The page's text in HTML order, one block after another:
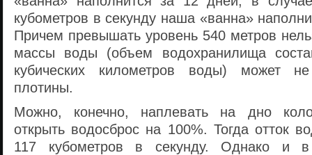
кубометров в секунду наша «ванна»
Причем превышать уровень 540 метров
массы воды (объем водохранилища
кубических километров воды) может
плотины.
Можно, конечно, наплевать на дно
открыть водосброс на 100%. Тогда отток
117 кубометров в секунду. Однако и